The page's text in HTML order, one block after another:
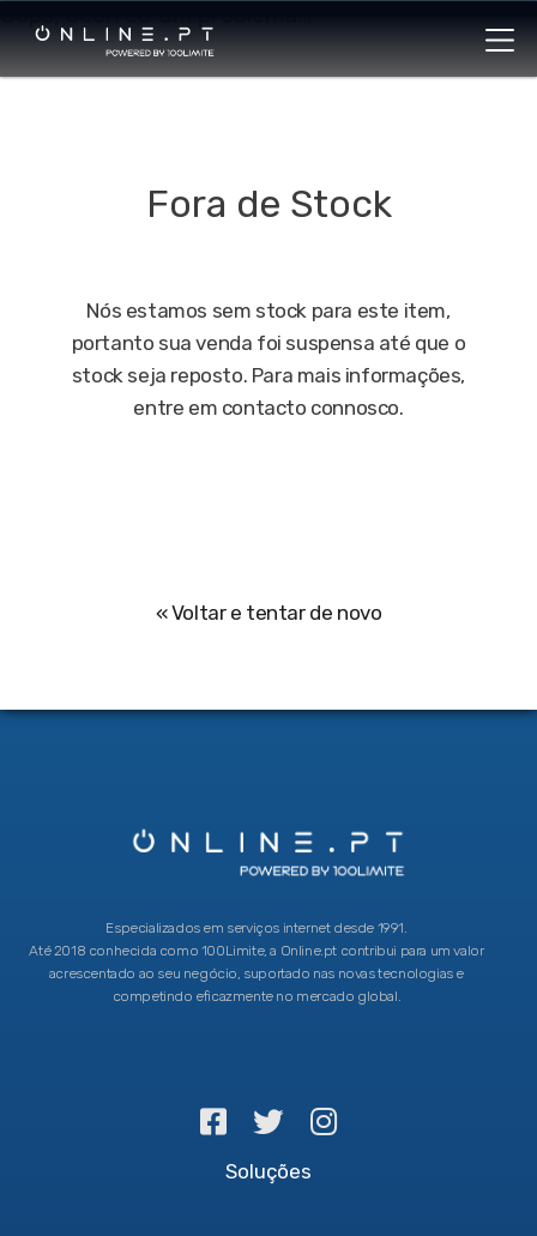
Fora de Stock
Nós estamos sem stock para este item,
portanto sua venda foi suspensa até que o
stock seja reposto. Para mais informações,
entre em contacto connosco.
« Voltar e tentar de novo
Especializados em serviços internet desde 1991.
Até 2018 conhecida como 100Limite, a Online.pt contribui para um valor
acrescentado ao seu negócio, suportado nas novas tecnologias e
competindo eficazmente no mercado global.
Soluções